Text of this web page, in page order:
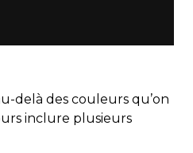
delà des couleurs qu’on
inclure plusieurs